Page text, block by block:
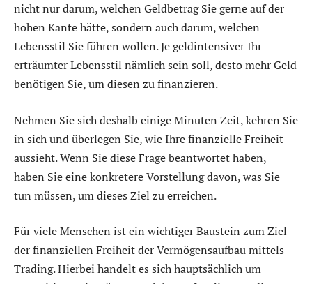
nicht nur darum, welchen Geldbetrag Sie gerne auf der
hohen Kante hätte, sondern auch darum, welchen
Lebensstil Sie führen wollen. Je geldintensiver Ihr
erträumter Lebensstil nämlich sein soll, desto mehr Geld
benötigen Sie, um diesen zu finanzieren.
Nehmen Sie sich deshalb einige Minuten Zeit, kehren Sie
in sich und überlegen Sie, wie Ihre finanzielle Freiheit
aussieht. Wenn Sie diese Frage beantwortet haben,
haben Sie eine konkretere Vorstellung davon, was Sie
tun müssen, um dieses Ziel zu erreichen.
Für viele Menschen ist ein wichtiger Baustein zum Ziel
der finanziellen Freiheit der Vermögensaufbau mittels
Trading. Hierbei handelt es sich hauptsächlich um